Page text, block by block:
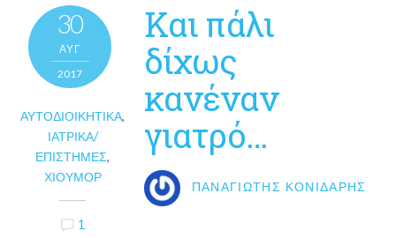
30
ΑΥΓ
2017
ΑΥΤΟΔΙΟΙΚΗΤΙΚΆ,
ΙΑΤΡΙΚΆ/
ΕΠΙΣΤΉΜΕΣ,
ΧΙΟΎΜΟΡ
1
Και πάλι
δίχως
κανέναν
γιατρό…
ΠΑΝΑΓΙΏΤΗΣ ΚΟΝΙΔΆΡΗΣ